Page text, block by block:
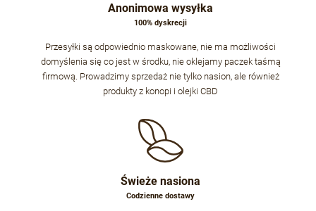
Anonimowa wysyłka
100% dyskrecji
Przesyłki są odpowiednio maskowane, nie ma możliwości
domyślenia się co jest w środku, nie oklejamy paczek taśmą
firmową. Prowadzimy sprzedaż nie tylko nasion, ale również
produkty z konopi i olejki CBD
Świeże nasiona
Codzienne dostawy